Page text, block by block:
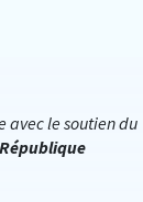
avec le soutien du